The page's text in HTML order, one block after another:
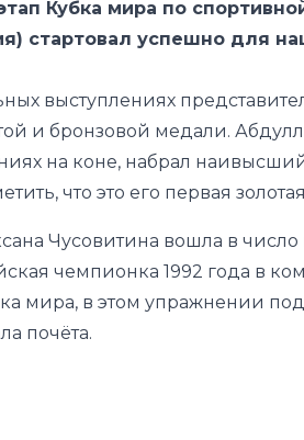
выступлениях
и бронзовой медали.
что это его первая
Чусовитина вошла в
чемпионка 1992 года в
мира, в этом упражнении
почёта.